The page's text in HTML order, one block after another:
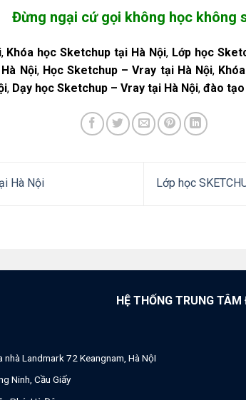
Đừng ngại cứ gọi không học không
, Khóa học Sketchup tại Hà Nội, Lớp học
Nội, Học Sketchup – Vray tại Hà Nội,
, Dạy học Sketchup – Vray tại Hà Nội, đào tạo
Hà Nội Lớp học
HỆ THỐNG TRUNG
Landmark 72 Keangnam, Hà NộI
Ninh, Cầu Giấy